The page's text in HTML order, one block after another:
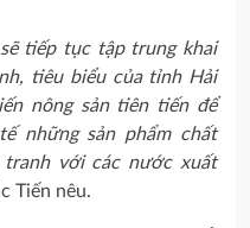
tiếp tục tập trung khai
tiêu biểu của tỉnh Hải
nông sản tiên tiến để
những sản phẩm chất
với các nước xuất
Tiến nêu.